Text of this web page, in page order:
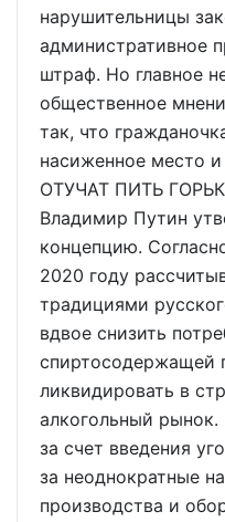
нарушительницы
административное
штраф. Но главное
общественное
так, что
насиженное место
ОТУЧАТ ПИТЬ
Владимир Путин
концепцию.
2020 году
традициями
вдвое снизить
спиртосодержащей
ликвидировать в
алкогольный
за счет введения
за неоднократные
производства и